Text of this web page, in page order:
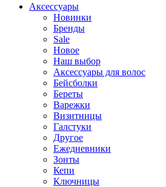
Аксессуары
Новинки
Бренды
Sale
Новое
Наш выбор
Аксессуары для волос
Бейсболки
Береты
Варежки
Визитницы
Галстуки
Другое
Ежедневники
Зонты
Кепи
Ключницы